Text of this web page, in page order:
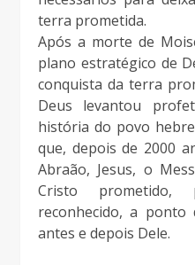
terra prometida.
Após a morte de
plano estratégico de
conquista da terra
Deus levantou
história do povo
que, depois de 2000
Abraão, Jesus, o
Cristo
reconhecido, a
antes e depois Dele.